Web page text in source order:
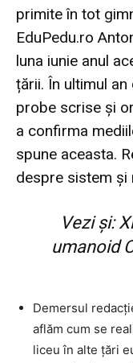
primite în tot
EduPedu.ro
luna iunie anul
țării. În ultimul
probe scrise și
a confirma
spune aceasta.
despre sistem și
Vezi și:
umanoid
Demersul
aflăm cum se
liceu în alte țări